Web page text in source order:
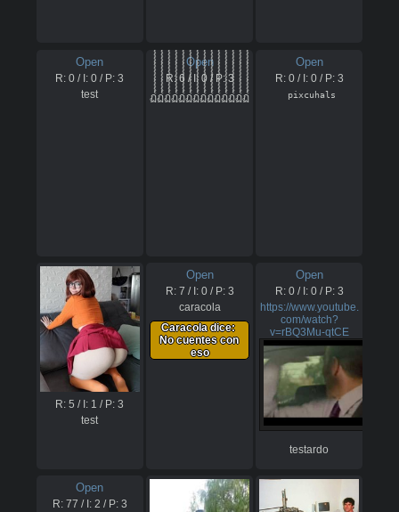
Open
R:0 / I:0 / P:3
test
Open
R:6 / I: 0/ P:3
ฏ๎๎๎๎๎๎๎๎๎๎๎๎๎๎๎๎ฏ๎๎๎๎๎๎๎๎๎๎๎๎๎๎๎๎๎๎๎๎๎ฏ๎๎๎๎๎๎๎๎๎๎๎๎๎๎๎๎ฏ๎๎๎๎๎๎๎๎๎๎๎๎๎๎๎๎๎๎๎๎๎๎๎๎๎๎๎๎๎๎๎๎๎๎๎๎๎๎๎๎๎๎๎๎๎๎๎๎๎๎๎๎๎๎๎๎๎๎๎๎๎๎๎๎๎๎๎๎๎๎๎๎๎๎๎๎๎๎๎๎๎๎๎๎๎๎๎๎๎๎๎๎๎๎๎๎๎๎๎๎๎๎๎๎๎๎๎๎๎๎๎๎๎๎๎๎๎๎๎๎๎๎๎๎๎๎๎๎๎๎๎๎๎๎๎๎๎๎๎๎๎๎๎๎๎๎๎๎๎๎๎๎๎๎๎๎๎๎๎๎๎๎๎๎๎๎๎๎๎๎๎๎๎๎๎๎๎๎๎๎๎๎๎๎๎๎๎๎๎๎๎๎๎๎๎๎๎๎๎๎๎ฏ๎๎๎๎๎๎๎๎๎๎๎๎๎๎๎๎ฏ๎๎๎๎๎๎๎๎๎๎๎๎๎๎๎๎๎๎๎๎๎๎๎๎๎๎๎๎๎๎๎๎๎๎๎๎๎๎๎๎๎๎๎๎๎๎๎๎๎๎๎๎๎๎๎๎๎๎๎๎๎๎๎๎๎๎๎๎๎๎๎๎๎๎๎๎๎๎๎๎๎๎๎๎๎๎๎๎๎๎๎๎๎๎๎๎๎๎๎๎๎๎๎๎๎๎๎๎๎๎๎๎๎๎๎๎๎๎๎๎๎๎๎๎๎๎๎๎๎๎๎๎๎๎๎๎๎๎๎๎๎๎๎๎๎๎๎๎๎๎๎๎๎๎๎๎๎๎๎๎๎๎๎๎๎๎๎๎๎๎๎๎๎๎๎๎๎๎๎๎๎๎๎๎๎๎๎๎๎๎๎๎๎๎๎๎๎๎๎๎๎ฏ๎๎๎๎๎๎๎๎๎๎๎๎๎๎๎๎ฏ๎๎๎๎๎๎๎๎๎๎๎๎๎๎๎๎๎๎๎๎๎๎๎๎๎๎๎๎๎๎๎๎๎๎๎๎๎๎๎๎๎๎๎๎๎๎๎๎๎๎๎๎๎๎๎๎๎๎๎๎๎๎๎๎๎๎๎๎๎๎๎๎๎๎๎๎๎๎๎๎๎๎๎๎๎๎๎๎๎๎๎๎๎๎๎๎๎๎๎๎๎๎๎๎๎๎๎๎ฏ๎๎๎๎๎๎๎๎๎๎๎๎๎๎๎๎ฏ๎๎๎๎๎๎๎๎๎๎๎๎๎๎๎๎๎๎๎๎๎ฏ๎๎๎๎๎๎๎๎๎๎๎๎๎๎๎๎ฏ๎๎๎๎๎๎๎๎๎๎๎๎๎๎๎๎๎๎๎๎๎๎๎๎๎๎๎๎๎๎๎๎๎๎๎๎๎๎๎๎๎๎๎๎๎๎๎๎๎๎๎๎๎๎๎๎๎๎๎๎๎๎๎๎๎๎๎๎๎๎๎๎๎๎๎๎๎๎๎๎๎๎๎๎๎๎๎๎๎๎๎๎๎๎๎๎๎๎๎๎๎๎๎๎๎๎๎๎๎๎๎๎๎๎๎๎๎๎๎๎๎๎๎๎๎๎๎๎๎๎๎๎๎๎๎๎๎๎๎๎๎๎๎๎๎๎๎๎๎๎๎๎๎๎๎๎๎๎๎๎๎๎๎๎๎๎๎๎๎๎๎๎๎๎๎๎๎๎๎๎๎๎๎๎๎๎๎๎๎๎๎๎๎๎๎๎๎๎๎๎๎ฏ๎๎๎๎๎๎๎๎๎๎๎๎๎๎๎๎ฏ๎๎๎๎๎๎๎๎๎๎๎๎๎๎๎๎๎๎๎๎๎๎๎๎๎๎๎๎๎๎๎๎๎๎๎๎๎๎๎๎๎๎๎๎๎๎๎๎๎๎๎๎๎๎๎๎
Open
R: 0/ I: 0/ P: 3
  pixcuhals
R:5 / I: 1 / P:3
test
Open
R: 7 / I: 0/ P: 3
caracola
Caracola dice:
No cuentes con
eso
Open
R: 0/ I: 0/ P: 3
https://www.youtube.
com/watch?
v=rBQ3Mu-qtCE
testardo
Open
R: 77 / I: 2 / P: 3